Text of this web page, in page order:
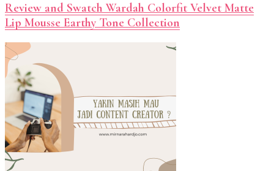
Review and Swatch Wardah Colorfit Velvet Matte
Lip Mousse Earthy Tone Collection